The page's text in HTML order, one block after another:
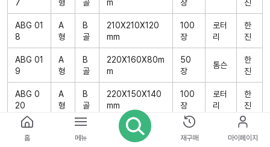
홈 메뉴 재구매 마이페이지
7
형
골
m
장
진
ABG 01
8
A
형
B
골
210X210X120
mm
100
장
로터
리
한
진
ABG 01
9
A
형
B
골
220X160X80m
m
50
장
톰슨
한
진
ABG 0
20
A
형
B
골
220X150X140
mm
100
장
로터
리
한
진
ABG 0
B
골
220X220X150
90
장
한
진